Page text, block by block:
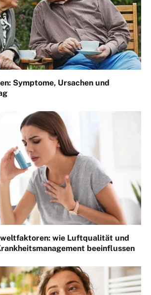
Symptome, Ursachen und
wie Luftqualität und
beeinflussen